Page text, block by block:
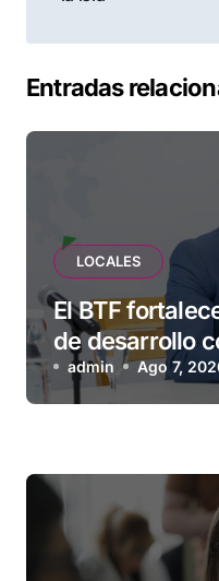
Entradas
LOCALES
El BTF
de desarrollo
herramientas
empresas
admin Ago 7,